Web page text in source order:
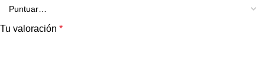
Tu valoración *